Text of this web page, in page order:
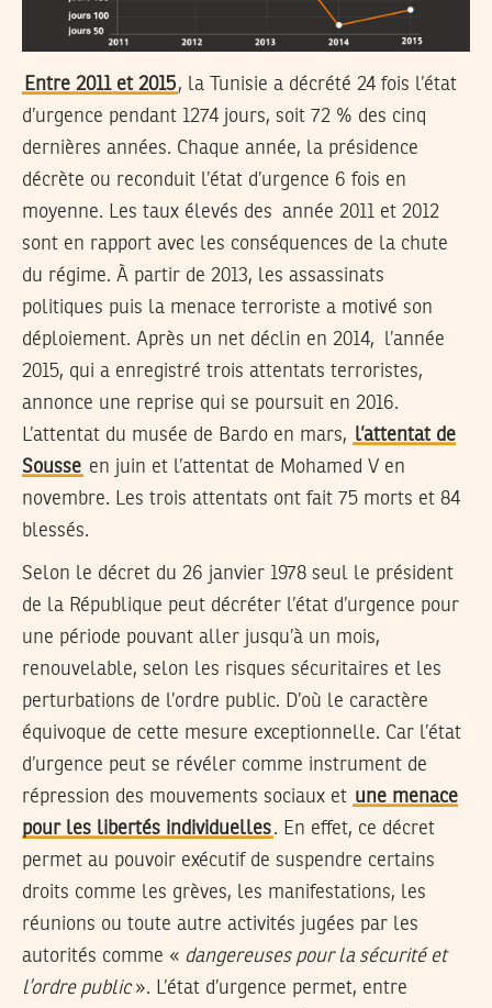
Entre 2011 et 2015, la Tunisie a décrété 24 fois l’état
d’urgence pendant 1274 jours, soit 72 % des cinq
dernières années. Chaque année, la présidence
décrète ou reconduit l’état d’urgence 6 fois en
moyenne. Les taux élevés des année 2011 et 2012
sont en rapport avec les conséquences de la chute
du régime. À partir de 2013, les assassinats
politiques puis la menace terroriste a motivé son
déploiement. Après un net déclin en 2014, l’année
2015, qui a enregistré trois attentats terroristes,
annonce une reprise qui se poursuit en 2016.
L’attentat du musée de Bardo en mars, l’attentat de
Sousse en juin et l’attentat de Mohamed V en
novembre. Les trois attentats ont fait 75 morts et 84
blessés.
Selon le décret du 26 janvier 1978 seul le président
de la République peut décréter l’état d’urgence pour
une période pouvant aller jusqu’à un mois,
renouvelable, selon les risques sécuritaires et les
perturbations de l’ordre public. D’où le caractère
équivoque de cette mesure exceptionnelle. Car l’état
d’urgence peut se révéler comme instrument de
répression des mouvements sociaux et une menace
pour les libertés individuelles. En effet, ce décret
permet au pouvoir exécutif de suspendre certains
droits comme les grèves, les manifestations, les
réunions ou toute autre activités jugées par les
autorités comme « dangereuses pour la sécurité et
l’ordre public». L’état d’urgence permet, entre